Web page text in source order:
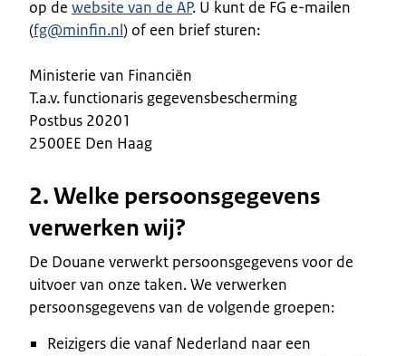
op de website van de AP. U kunt de FG e-mailen
(fg@minfin.nl) of een brief sturen:
Ministerie van Financiën
T.a.v. functionaris gegevensbescherming
Postbus 20201
2500EE Den Haag
2. Welke persoonsgegevens
verwerken wij?
De Douane verwerkt persoonsgegevens voor de
uitvoer van onze taken. We verwerken
persoonsgegevens van de volgende groepen:
Reizigers die vanaf Nederland naar een